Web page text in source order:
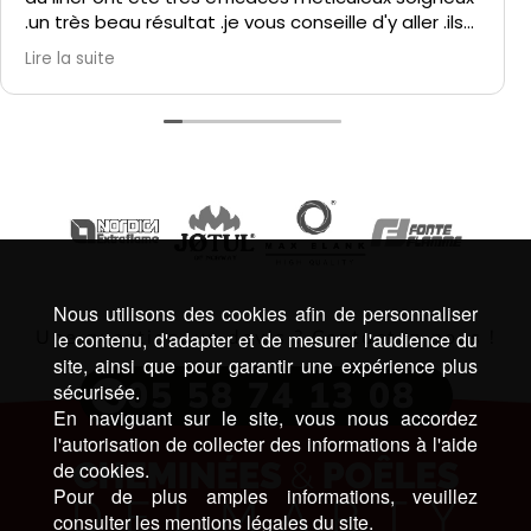
.un très beau résultat .je vous conseille d'y aller .ils
font un travail remarquable .
Lire la suite
Une question, un devis ? Contactez-nous !
05 58 74 13 08
Nous utilisons des cookies afin de personnaliser
le contenu, d'adapter et de mesurer l'audience du
site, ainsi que pour garantir une expérience plus
sécurisée.
En naviguant sur le site, vous nous accordez
l'autorisation de collecter des informations à l'aide
de cookies.
Pour de plus amples informations, veuillez
consulter les mentions légales du site.